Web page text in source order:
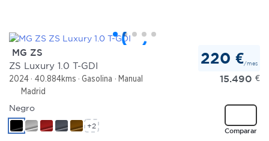
MG ZS
ZS Luxury 1.0 T-GDI
2024 40.884kms Gasolina
Manual
Madrid
220 €/mes
15.490 €
Comparar
Negro
+2